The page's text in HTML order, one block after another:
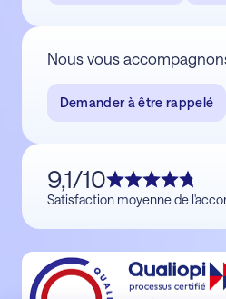
Nous vous
Demander à être rappelé
9,1/10
Satisfaction moyenne de